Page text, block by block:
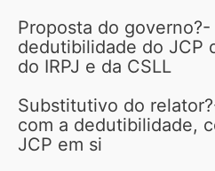
Proposta do governo?-
dedutibilidade do JCP
do IRPJ e da CSLL
Substitutivo do
com a dedutibilidade,
JCP em si